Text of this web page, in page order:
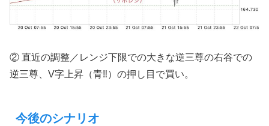
② 直近の調整／レンジ下限での大きな逆三尊の右谷での
逆三尊、V字上昇（青‼︎）の押し目で買い。
今後のシナリオ